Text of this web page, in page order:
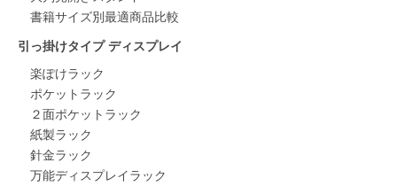
書籍サイズ別最適商品比較
引っ掛けタイプ ディスプレイ
楽ぽけラック
ポケットラック
２面ポケットラック
紙製ラック
針金ラック
万能ディスプレイラック